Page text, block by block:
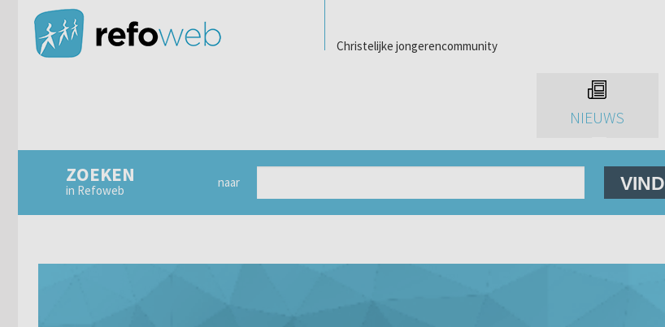
Christelijke jongerencommunity
NIEUWS
ZOEKEN
in Refoweb
naar VIND